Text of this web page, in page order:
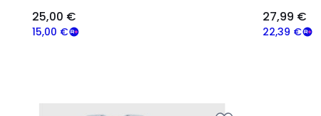
15,00 €
25,00 €
22,39 €
27,99 €